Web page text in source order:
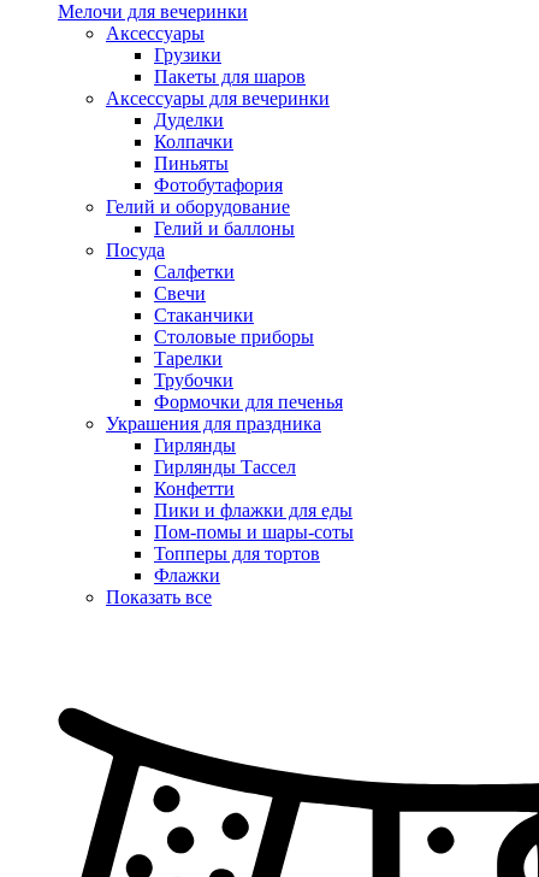
Мелочи для вечеринки
Аксессуары
Грузики
Пакеты для шаров
Аксессуары для вечеринки
Дуделки
Колпачки
Пиньяты
Фотобутафория
Гелий и оборудование
Гелий и баллоны
Посуда
Салфетки
Свечи
Стаканчики
Столовые приборы
Тарелки
Трубочки
Формочки для печенья
Украшения для праздника
Гирлянды
Гирлянды Тассел
Конфетти
Пики и флажки для еды
Пом-помы и шары-соты
Топперы для тортов
Флажки
Показать все